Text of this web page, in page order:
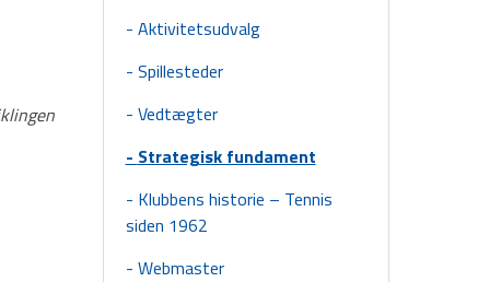
Aktivitetsudvalg
Spillesteder
Vedtægter
Strategisk fundament
Klubbens historie – Tennis
siden 1962
Webmaster